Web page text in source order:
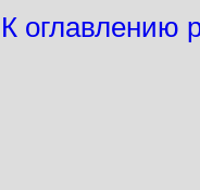
К оглавлению